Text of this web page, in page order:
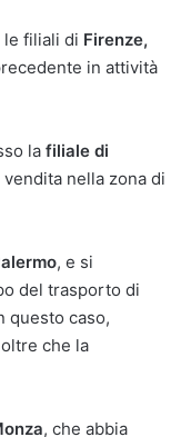
le filiali di Firenze,
in attività
la filiale di
nella zona di
, e si
del trasporto di
questo caso,
che la
, che abbia